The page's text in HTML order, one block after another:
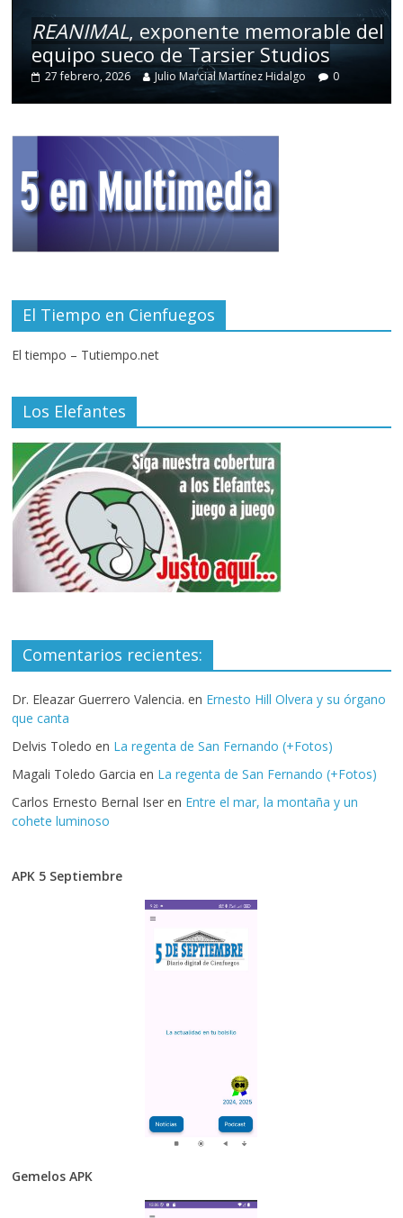
REANIMAL, exponente memorable del
equipo sueco de Tarsier Studios
27 febrero, 2026 Julio Marcial Martínez Hidalgo 0
El Tiempo en Cienfuegos
El tiempo – Tutiempo.net
Los Elefantes
Comentarios recientes:
Dr. Eleazar Guerrero Valencia. en Ernesto Hill Olvera y su órgano
que canta
Delvis Toledo en La regenta de San Fernando (+Fotos)
Magali Toledo Garcia en La regenta de San Fernando (+Fotos)
Carlos Ernesto Bernal Iser en Entre el mar, la montaña y un
cohete luminoso
APK 5 Septiembre
Gemelos APK